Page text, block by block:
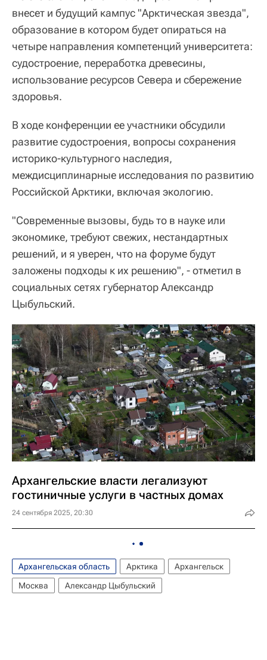
внесет и будущий кампус "Арктическая звезда",
образование в котором будет опираться на
четыре направления компетенций университета:
судостроение, переработка древесины,
использование ресурсов Севера и сбережение
здоровья.
В ходе конференции ее участники обсудили
развитие судостроения, вопросы сохранения
историко-культурного наследия,
междисциплинарные исследования по развитию
Российской Арктики, включая экологию.
"Современные вызовы, будь то в науке или
экономике, требуют свежих, нестандартных
решений, и я уверен, что на форуме будут
заложены подходы к их решению", - отметил в
социальных сетях губернатор Александр
Цыбульский.
Архангельские власти легализуют
гостиничные услуги в частных домах
24 сентября 2025, 20:30
Архангельская область Арктика
Архангельск
Москва
Александр Цыбульский